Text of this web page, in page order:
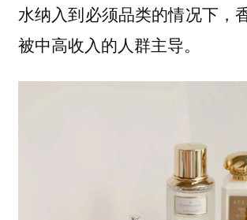
水纳入到必须品类的情况下，
被中高收入的人群主导。